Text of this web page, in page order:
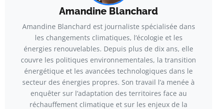
Amandine Blanchard
Amandine Blanchard est journaliste spécialisée dans
les changements climatiques, l’écologie et les
énergies renouvelables. Depuis plus de dix ans, elle
couvre les politiques environnementales, la transition
énergétique et les avancées technologiques dans le
secteur des énergies propres. Son travail l’a menée à
enquêter sur l’adaptation des territoires face au
réchauffement climatique et sur les enjeux de la